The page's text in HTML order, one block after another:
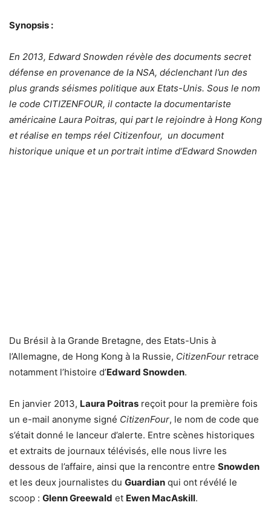
Synopsis :
En 2013, Edward Snowden révèle des documents secret
défense en provenance de la NSA, déclenchant l’un des
plus grands séismes politique aux Etats-Unis. Sous le nom
le code CITIZENFOUR, il contacte la documentariste
américaine Laura Poitras, qui part le rejoindre à Hong Kong
et réalise en temps réel Citizenfour, un document
historique unique et un portrait intime d’Edward Snowden
Du Brésil à la Grande Bretagne, des Etats-Unis à
l’Allemagne, de Hong Kong à la Russie, CitizenFour retrace
notamment l’histoire d’Edward Snowden.
En janvier 2013, Laura Poitras reçoit pour la première fois
un e-mail anonyme signé CitizenFour, le nom de code que
s’était donné le lanceur d’alerte. Entre scènes historiques
et extraits de journaux télévisés, elle nous livre les
dessous de l’affaire, ainsi que la rencontre entre Snowden
et les deux journalistes du Guardian qui ont révélé le
scoop : Glenn Greewald et Ewen MacAskill.